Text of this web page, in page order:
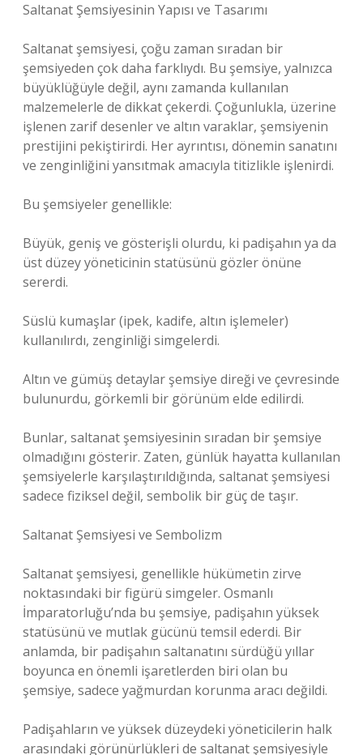
Saltanat Şemsiyesinin Yapısı ve Tasarımı
Saltanat şemsiyesi, çoğu zaman sıradan bir
şemsiyeden çok daha farklıydı. Bu şemsiye, yalnızca
büyüklüğüyle değil, aynı zamanda kullanılan
malzemelerle de dikkat çekerdi. Çoğunlukla, üzerine
işlenen zarif desenler ve altın varaklar, şemsiyenin
prestijini pekiştirirdi. Her ayrıntısı, dönemin sanatını
ve zenginliğini yansıtmak amacıyla titizlikle işlenirdi.
Bu şemsiyeler genellikle:
Büyük, geniş ve gösterişli olurdu, ki padişahın ya da
üst düzey yöneticinin statüsünü gözler önüne
sererdi.
Süslü kumaşlar (ipek, kadife, altın işlemeler)
kullanılırdı, zenginliği simgelerdi.
Altın ve gümüş detaylar şemsiye direği ve çevresinde
bulunurdu, görkemli bir görünüm elde edilirdi.
Bunlar, saltanat şemsiyesinin sıradan bir şemsiye
olmadığını gösterir. Zaten, günlük hayatta kullanılan
şemsiyelerle karşılaştırıldığında, saltanat şemsiyesi
sadece fiziksel değil, sembolik bir güç de taşır.
Saltanat Şemsiyesi ve Sembolizm
Saltanat şemsiyesi, genellikle hükümetin zirve
noktasındaki bir figürü simgeler. Osmanlı
İmparatorluğu’nda bu şemsiye, padişahın yüksek
statüsünü ve mutlak gücünü temsil ederdi. Bir
anlamda, bir padişahın saltanatını sürdüğü yıllar
boyunca en önemli işaretlerden biri olan bu
şemsiye, sadece yağmurdan korunma aracı değildi.
Padişahların ve yüksek düzeydeki yöneticilerin halk
arasındaki görünürlükleri de saltanat şemsiyesiyle